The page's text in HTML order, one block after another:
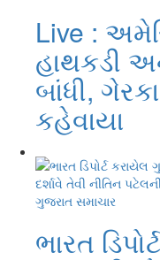
Live :
હાથકડી
બાંધી,
કહેવાયા
ગુજરાત સમાચાર
ભારત